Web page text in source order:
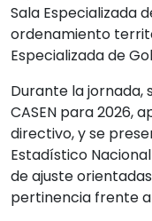
Sala Especializada
ordenamiento
Especializada de
Durante la jornada,
CASEN para 2026,
directivo, y se
Estadístico
de ajuste
pertinencia frente